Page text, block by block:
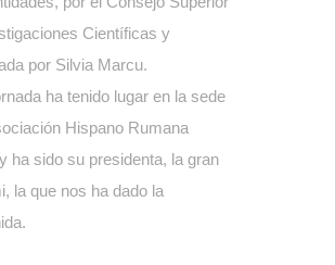
Científicas y
por Silvia Marcu.
ha tenido lugar en la sede
Hispano Rumana
ha sido su presidenta, la gran
la que nos ha dado la